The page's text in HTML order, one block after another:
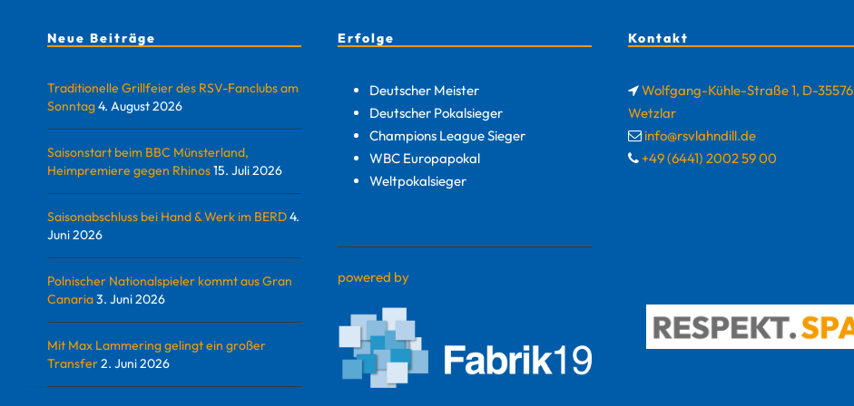
Neue Beiträge
Traditionelle Grillfeier des RSV-Fanclubs am
Sonntag4. August 2026
Saisonstart beim BBC Münsterland,
Heimpremiere gegen Rhinos15. Juli 2026
Saisonabschluss bei Hand & Werk im BERD4.
Juni 2026
Polnischer Nationalspieler kommt aus Gran
Canaria3. Juni 2026
Mit Max Lammering gelingt ein großer
Transfer2. Juni 2026
Erfolge
Deutscher Meister
Deutscher Pokalsieger
Champions League Sieger
WBC Europapokal
Weltpokalsieger
powered by
Kontakt
Wolfgang-Kühle-Straße 1, D-35576
Wetzlar
info@rsvlahndill.de
+49 (6441) 2002 59 00